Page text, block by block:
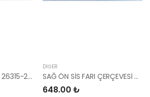
YAG FILTRESI KAPAGI 26315-2A000-KORE
DIĞER
SAĞ ÖN SİS FARI ÇERÇEVESİ TUCSON 86556-2E000-HMC
648.00 ₺